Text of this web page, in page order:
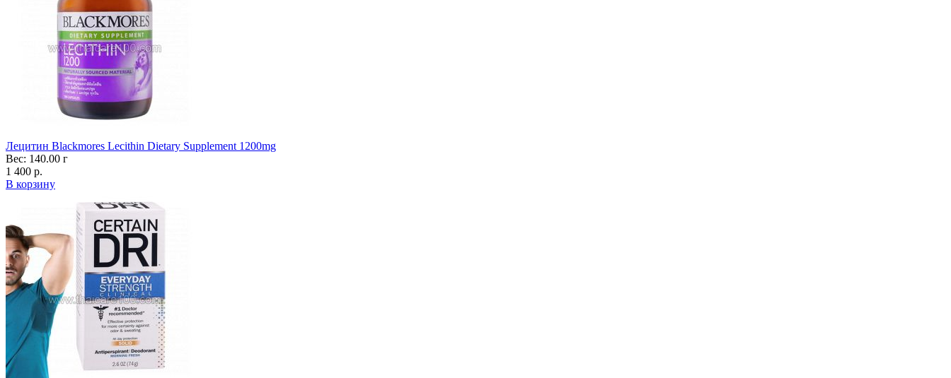
Лецитин Blackmores Lecithin Dietary Supplement 1200mg
Вес: 140.00 г
1 400 р.
В корзину